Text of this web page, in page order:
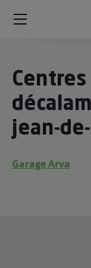
Méga
Centres
jean-
Garage Arva